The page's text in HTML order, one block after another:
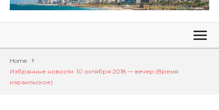
Home
Избранные новости. 10 октября 2018 — вечер (Время
израильское)